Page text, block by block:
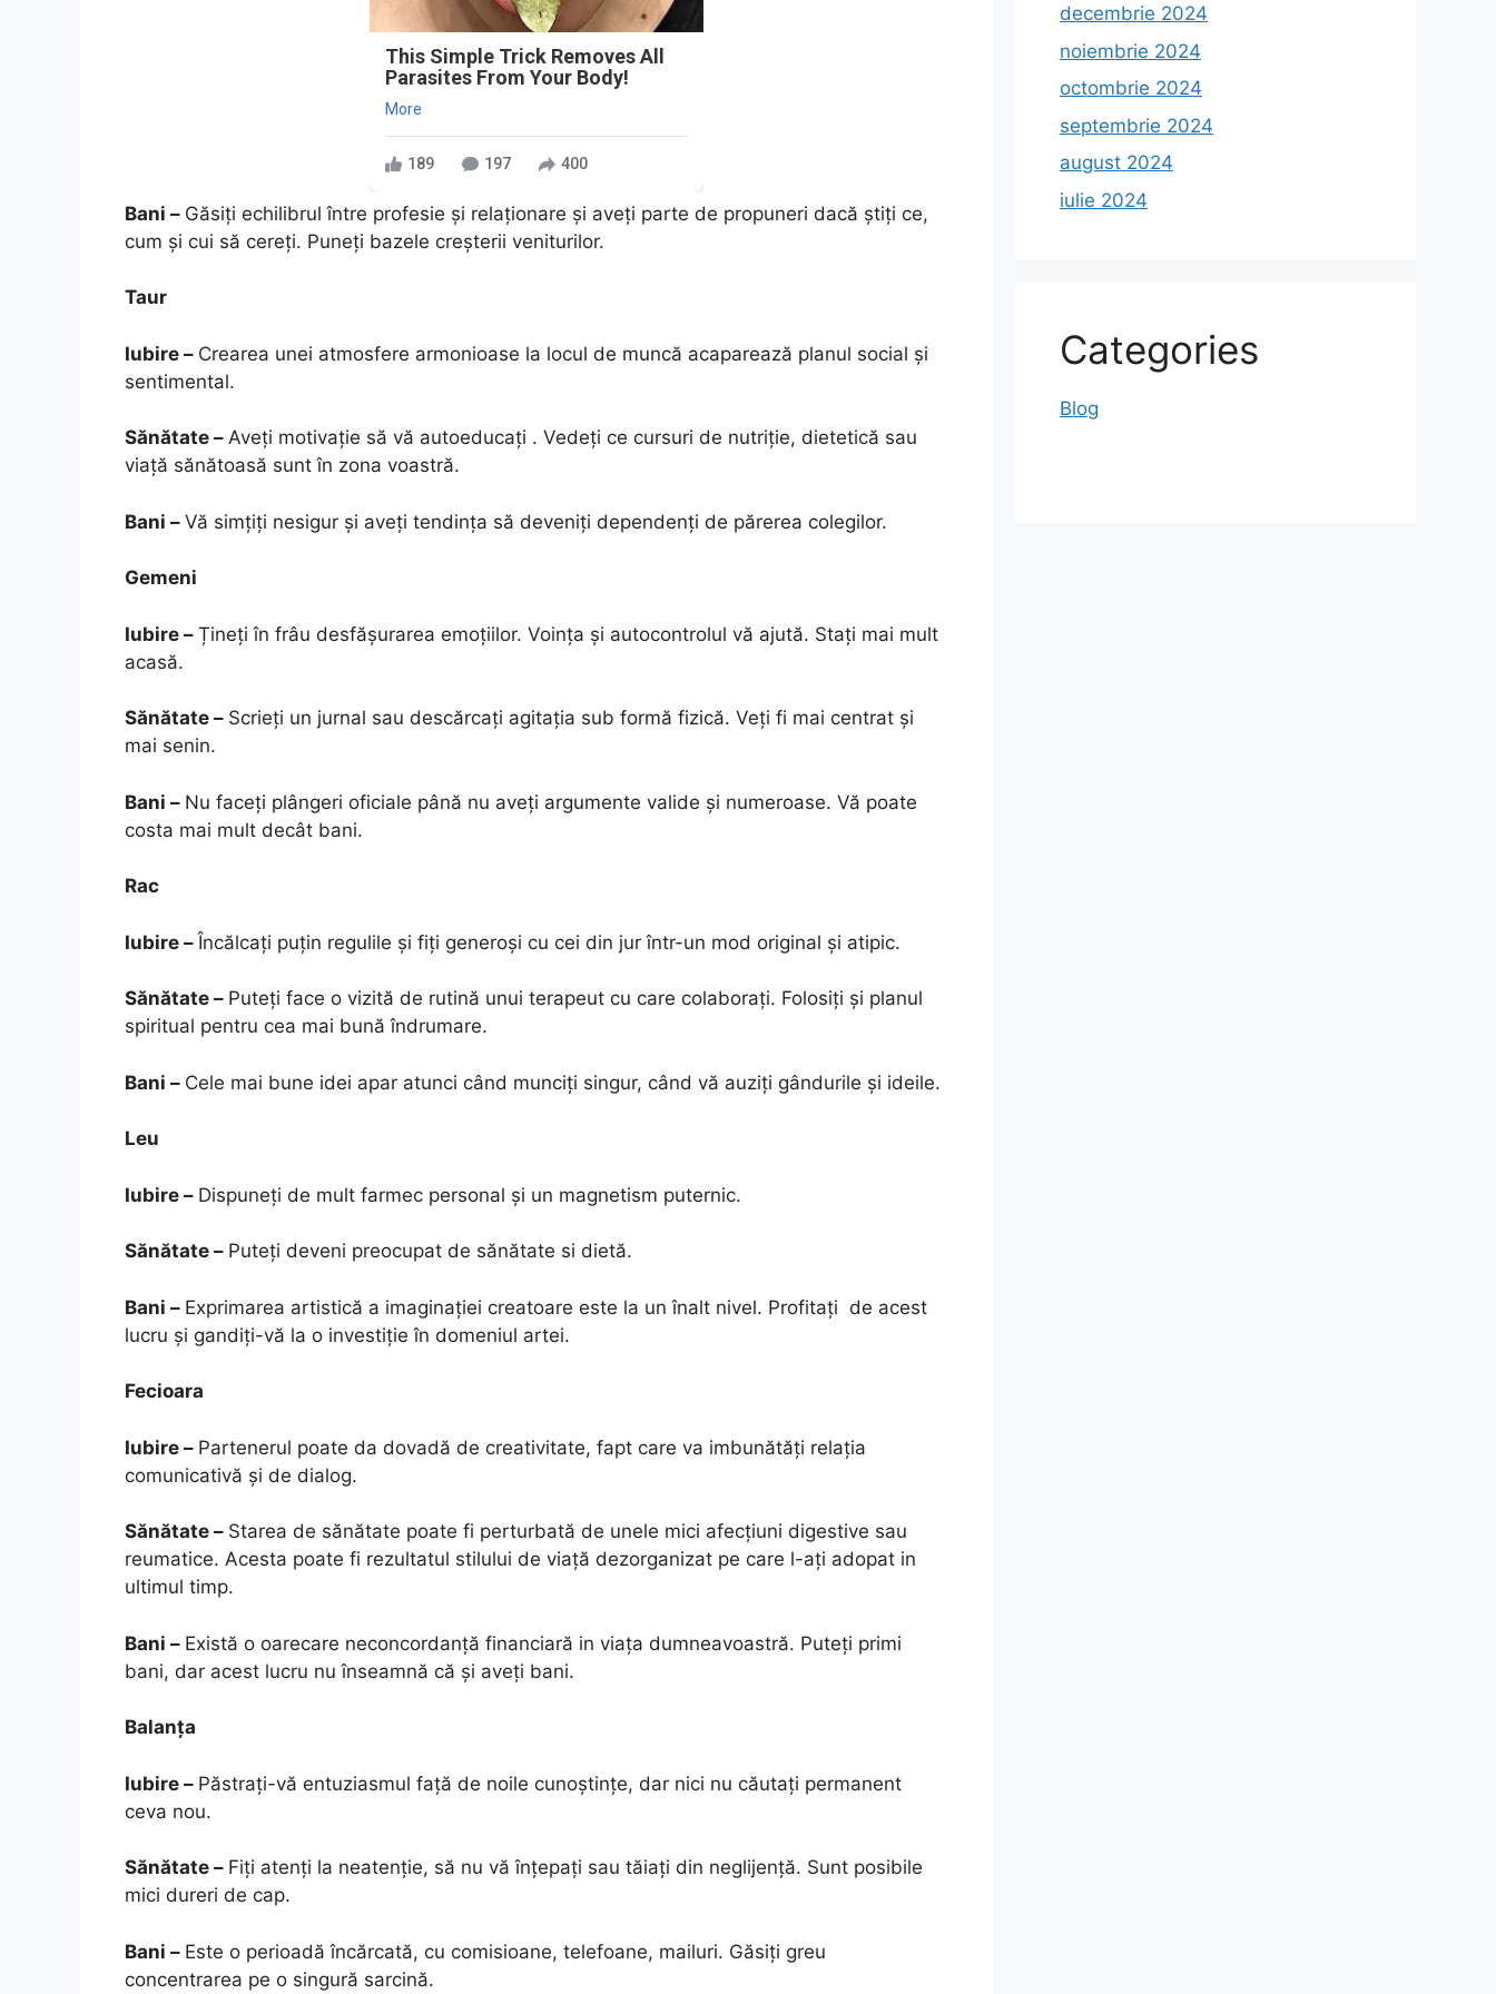
This Simple Trick Removes All
Parasites From Your Body!
More
189 197 400
Bani – Găsiți echilibrul între profesie și relaționare și aveți parte de propuneri dacă știți ce,
cum și cui să cereți. Puneți bazele creșterii veniturilor.
Taur
Iubire – Crearea unei atmosfere armonioase la locul de muncă acaparează planul social și
sentimental.
Sănătate – Aveți motivație să vă autoeducați . Vedeți ce cursuri de nutriție, dietetică sau
viață sănătoasă sunt în zona voastră.
Bani – Vă simțiți nesigur și aveți tendința să deveniți dependenți de părerea colegilor.
Gemeni
Iubire – Țineți în frâu desfășurarea emoțiilor. Voința și autocontrolul vă ajută. Stați mai mult
acasă.
Sănătate – Scrieți un jurnal sau descărcați agitația sub formă fizică. Veți fi mai centrat și
mai senin.
Bani – Nu faceți plângeri oficiale până nu aveți argumente valide și numeroase. Vă poate
costa mai mult decât bani.
Rac
Iubire –Încălcaţi puţin regulile şi fiţi generoşi cu cei din jur într-un mod original şi atipic.
Sănătate – Puteţi face o vizită de rutină unui terapeut cu care colaboraţi. Folosiţi şi planul
spiritual pentru cea mai bună îndrumare.
Bani – Cele mai bune idei apar atunci când munciţi singur, când vă auziţi gândurile şi ideile.
Leu
Iubire – Dispuneți de mult farmec personal și un magnetism puternic.
Sănătate – Puteți deveni preocupat de sănătate si dietă.
Bani – Exprimarea artistică a imaginației creatoare este la un înalt nivel. Profitați de acest
lucru și gandiți-vă la o investiție în domeniul artei.
Fecioara
Iubire – Partenerul poate da dovadă de creativitate, fapt care va imbunătăți relația
comunicativă și de dialog.
Sănătate – Starea de sănătate poate fi perturbată de unele mici afecțiuni digestive sau
reumatice. Acesta poate fi rezultatul stilului de viață dezorganizat pe care l-ați adopat in
ultimul timp.
Bani – Există o oarecare neconcordanță financiară in viața dumneavoastră. Puteți primi
bani, dar acest lucru nu înseamnă că și aveți bani.
Balanța
Iubire – Păstraţi-vă entuziasmul faţă de noile cunoştinţe, dar nici nu căutaţi permanent
ceva nou.
Sănătate – Fiţi atenţi la neatenţie, să nu vă înţepaţi sau tăiaţi din neglijenţă. Sunt posibile
mici dureri de cap.
Bani – Este o perioadă încărcată, cu comisioane, telefoane, mailuri. Găsiţi greu
concentrarea pe o singură sarcină.
decembrie 2024
noiembrie 2024
octombrie 2024
septembrie 2024
august 2024
iulie 2024
Categories
Blog